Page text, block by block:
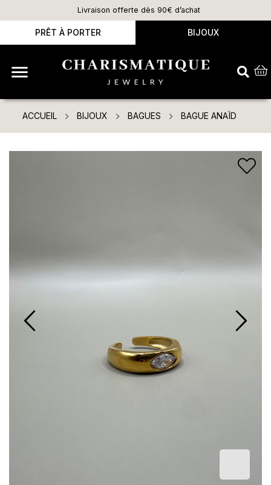
Livraison offerte dès 90€ d’achat
PRÊT À PORTER BIJOUX

ACCUEIL BIJOUX BAGUES BAGUE ANAÏD